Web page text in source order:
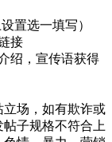
置选一填写）
接
绍，宣传语获得
场，如有欺诈或
子规格不符合上